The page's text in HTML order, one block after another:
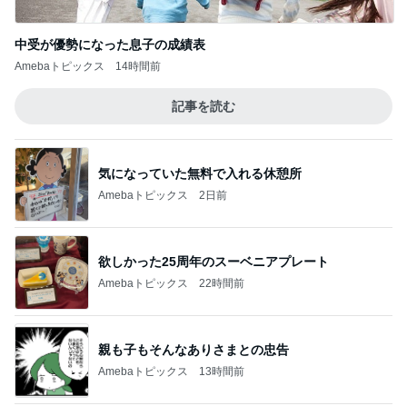
中受が優勢になった息子の成績表
Amebaトピックス 14時間前
記事を読む
気になっていた無料で入れる休憩所
Amebaトピックス 2日前
欲しかった25周年のスーベニアプレート
Amebaトピックス 22時間前
親も子もそんなありさまとの忠告
Amebaトピックス 13時間前